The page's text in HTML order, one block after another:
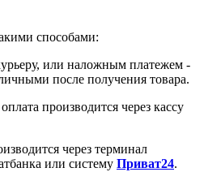
способами:
или наложным платежем -
после получения товара.
производится через кассу
через терминал
или систему Приват24.